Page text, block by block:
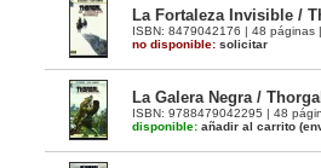
La Fortaleza Invisible /
ISBN: 8479042176 | 48 páginas
no disponible: solicitar
La Galera Negra /
ISBN: 9788479042295 | 48
disponible: añadir al carrito